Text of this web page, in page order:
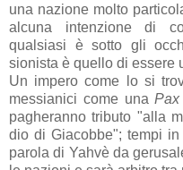
una nazione molto
alcuna intenzione di
qualsiasi è sotto gli
sionista è quello di essere
Un impero come lo si
messianici come unaPax
pagheranno tributo "alla
dio di Giacobbe"; tempi
parola di Yahvè da